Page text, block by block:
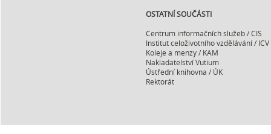
OSTATNÍ SOUČÁSTI
Centrum informačních služeb / CIS
Institut celoživotního vzdělávání / ICV
Koleje a menzy / KAM
Nakladatelství Vutium
Ústřední knihovna / ÚK
Rektorát